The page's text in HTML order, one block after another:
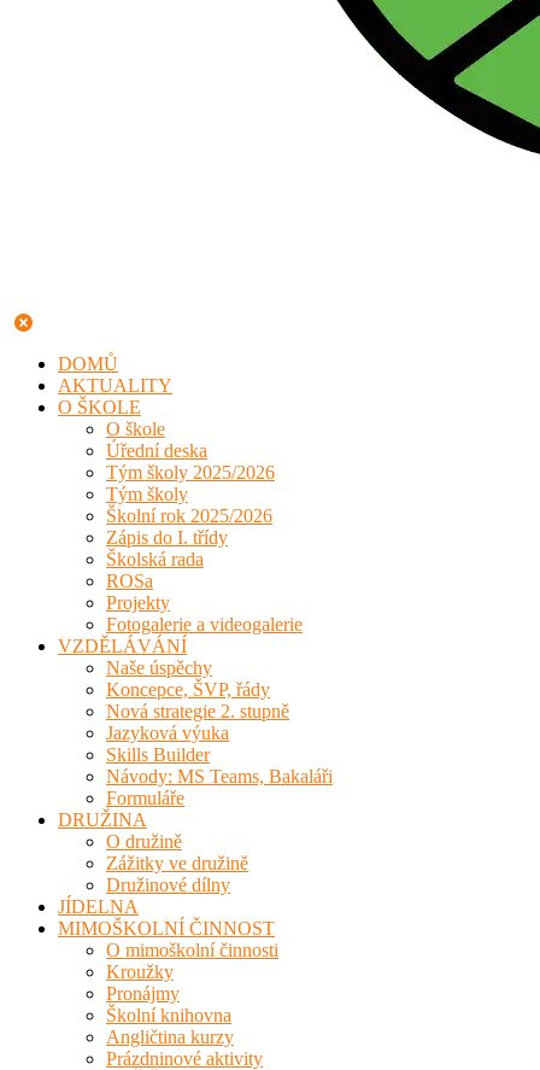
DOMŮ
AKTUALITY
O ŠKOLE
O škole
Úřední deska
Tým školy 2025/2026
Tým školy
Školní rok 2025/2026
Zápis do I. třídy
Školská rada
ROSa
Projekty
Fotogalerie a videogalerie
VZDĚLÁVÁNÍ
Naše úspěchy
Koncepce, ŠVP, řády
Nová strategie 2. stupně
Jazyková výuka
Skills Builder
Návody: MS Teams, Bakaláři
Formuláře
DRUŽINA
O družině
Zážitky ve družině
Družinové dílny
JÍDELNA
MIMOŠKOLNÍ ČINNOST
O mimoškolní činnosti
Kroužky
Pronájmy
Školní knihovna
Angličtina kurzy
Prázdninové aktivity